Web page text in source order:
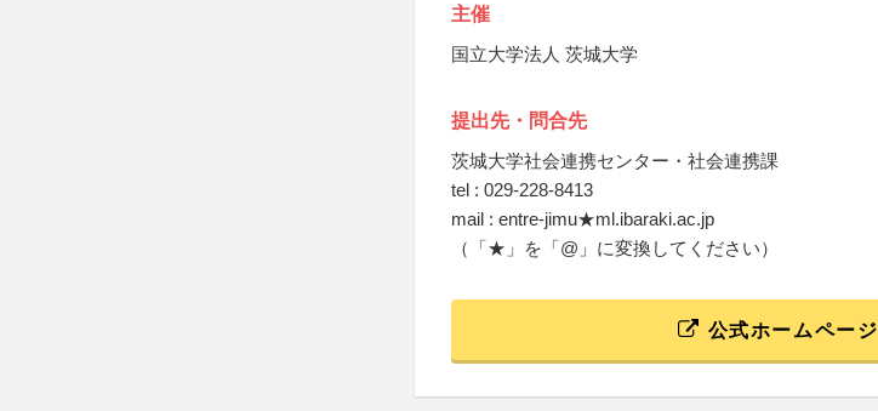
主催
国立大学法人 茨城大学
提出先・問合先
茨城大学社会連携センター・社会連携課
tel : 029-228-8413
mail : entre-jimu★ml.ibaraki.ac.jp
（「★」を「@」に変換してください）
公式ホームページ